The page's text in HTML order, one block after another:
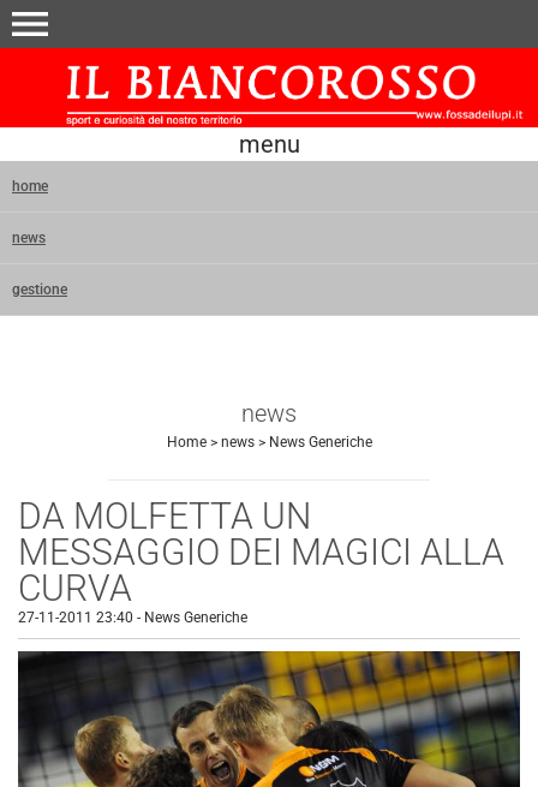
menu
menu
home
news
gestione
news
Home> news> News Generiche
DA MOLFETTA UN
MESSAGGIO DEI MAGICI ALLA
CURVA
27-11-2011 23:40 - News Generiche